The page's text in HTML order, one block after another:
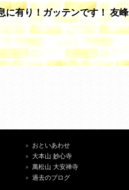
に有り！ガッテンです！ 友峰
おといあわせ
大本山 妙心寺
萬松山 大安禅寺
過去のブログ